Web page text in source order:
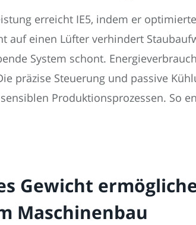
erreicht IE5, indem er
auf einen Lüfter verhindert
System schont.
präzise Steuerung und passive
Produktionsprozessen. So
Gewicht
Maschinenbau